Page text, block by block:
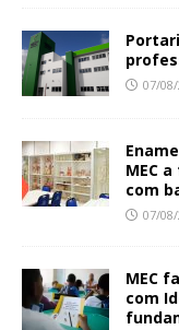
07/
MEC
com
07/
MEC
com